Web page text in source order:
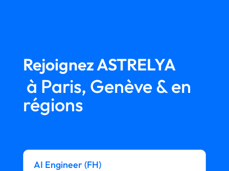
Rejoignez ASTRELYA
à Paris, Genève & en
régions
AI Engineer (FH)